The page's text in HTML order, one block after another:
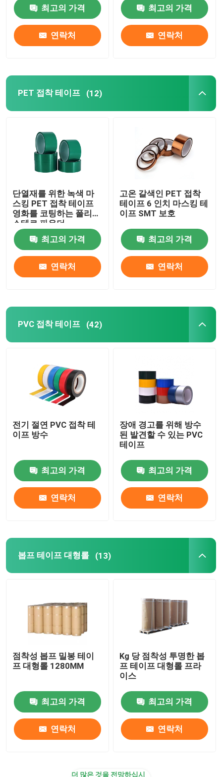
홈
회사 소개
제품 소개
봅프 접착 테이프
크라프트 지 접착 테이프
PET 접착 테이프
PVC 접착 테이프
섬유 유리 접착 테이프
접착 테이프를 싸기
폴리이미드 점착 테이프
MOPP 테이프
최고의 가격
연락처
최고의 가격
연락처
PET 접착 테이프 (12)
단열재를 위한 녹색 마
스킹 PET 접착 테이프
영화를 코팅하는 폴리에
스테르 파우더
최고의 가격
연락처
고온 갈색인 PET 접착
테이프 6 인치 마스킹 테
이프 SMT 보호
최고의 가격
연락처
PVC 접착 테이프 (42)
전기 절연 PVC 접착 테
이프 방수
최고의 가격
연락처
장애 경고를 위해 방수
된 발견할 수 있는 PVC
테이프
최고의 가격
연락처
봅프 테이프 대형롤 (13)
점착성 봅프 밀봉 테이
프 대형롤 1280MM
최고의 가격
연락처
Kg 당 점착성 투명한 봅
프 테이프 대형롤 프라
이스
최고의 가격
연락처
더 많은 것을 전망하십시